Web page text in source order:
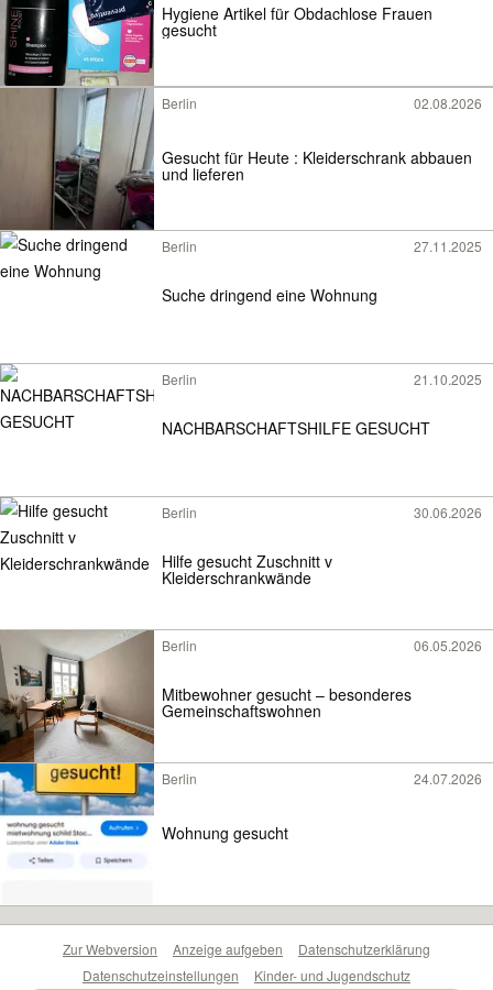
Hygiene Artikel für Obdachlose Frauen
gesucht
Berlin 02.08.2026
Gesucht für Heute : Kleiderschrank abbauen
und lieferen
Berlin 27.11.2025
Suche dringend eine Wohnung
Berlin 21.10.2025
NACHBARSCHAFTSHILFE GESUCHT
Berlin 30.06.2026
Hilfe gesucht Zuschnitt v
Kleiderschrankwände
Berlin 06.05.2026
Mitbewohner gesucht – besonderes
Gemeinschaftswohnen
Berlin 24.07.2026
Wohnung gesucht
Zur Webversion Anzeige aufgeben
Datenschutzerklärung
Datenschutzeinstellungen
Kinder- und Jugendschutz